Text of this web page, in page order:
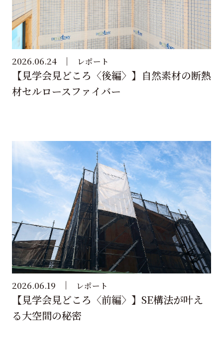
2026.06.24 レポート
【見学会見どころ〈後編〉】自然素材の断熱
材セルロースファイバー
2026.06.19 レポート
【見学会見どころ〈前編〉】SE構法が叶え
る大空間の秘密